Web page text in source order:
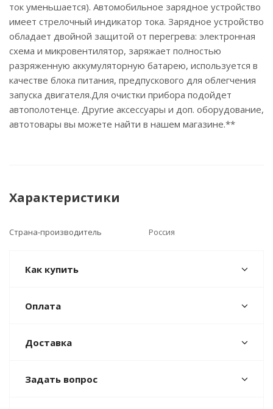
ток уменьшается). Автомобильное зарядное устройство
имеет стрелочный индикатор тока. Зарядное устройство
обладает двойной защитой от перегрева: электронная
схема и микровентилятор, заряжает полностью
разряженную аккумуляторную батарею, используется в
качестве блока питания, предпускового для облегчения
запуска двигателя.Для очистки прибора подойдет
автополотенце. Другие аксессуары и доп. оборудование,
автотовары вы можете найти в нашем магазине.**
Характеристики
Страна-производитель Россия
Как купить
Оплата
Доставка
Задать вопрос